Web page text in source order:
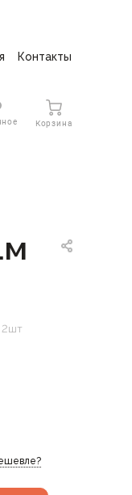
Контакты
Корзина
2шт